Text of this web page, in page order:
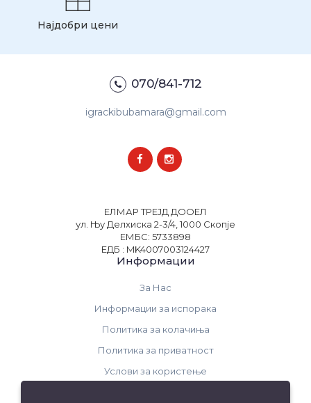
Најдобри цени
070/841-712
igrackibubamara@gmail.com
ЕЛМАР ТРЕЈД ДООЕЛ
ул. Њу Делхиска 2-3/4, 1000 Скопје
ЕМБС: 5733898
ЕДБ : MK4007003124427
Информации
За Нас
Информации за испорака
Политика за колачиња
Политика за приватност
Услови за користење